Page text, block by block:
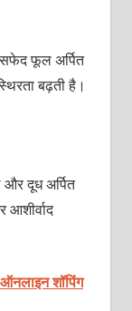
फूल अर्पित
बढ़ती है।
दूध अर्पित
ऑनलाइन शॉपिंग